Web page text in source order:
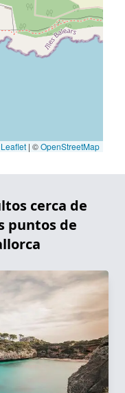
Leaflet | ©OpenStreetMap
cerca de
puntos de